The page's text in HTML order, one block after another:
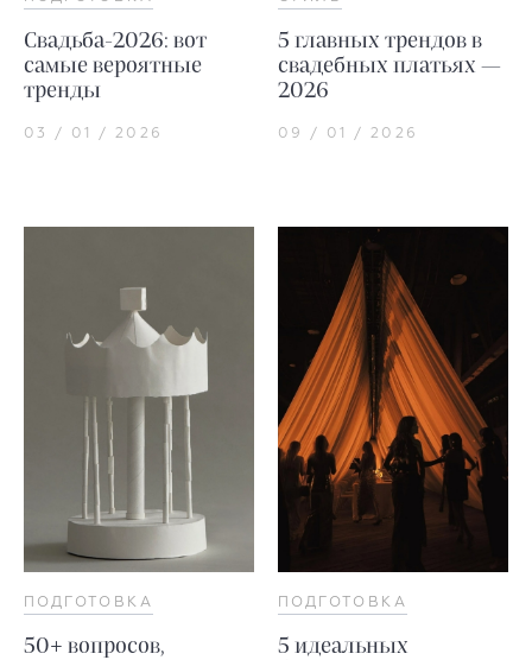
Свадьба-2026: вот
самые вероятные
тренды
03 / 01 / 2026
5 главных трендов в
свадебных платьях —
2026
09 / 01 / 2026
ПОДГОТОВКА
50+ вопросов,
ПОДГОТОВКА
5 идеальных